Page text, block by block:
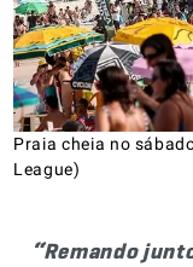
Praia cheia no
League)
“Remando